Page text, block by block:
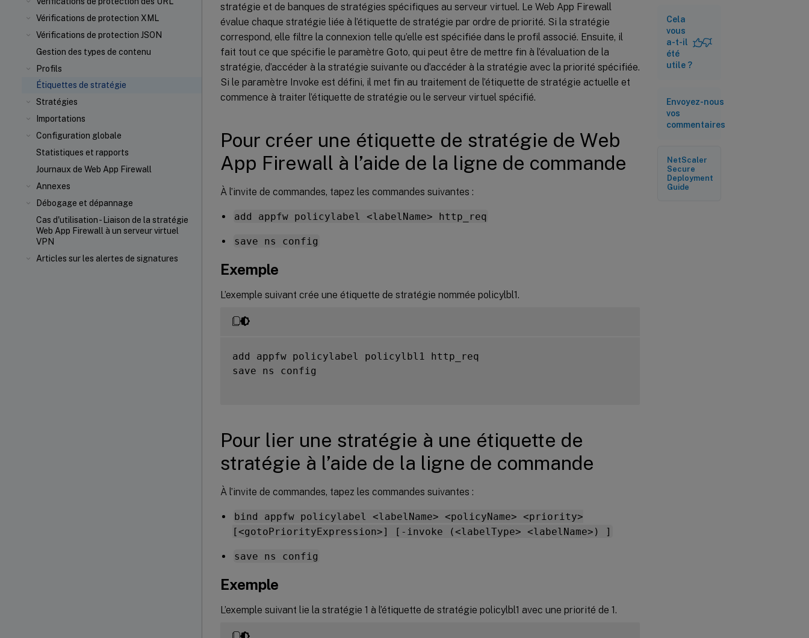
Vérifications de protection XML
Vérifications de protection JSON
Gestion des types de contenu
Profils
Étiquettes de stratégie
Stratégies
Importations
Configuration globale
Statistiques et rapports
Journaux de Web App Firewall
Annexes
Débogage et dépannage
Cas d'utilisation - Liaison de la stratégie
Web App Firewall à un serveur virtuel
VPN
Articles sur les alertes de signatures
stratégie et de banques de stratégies spécifiques au serveur virtuel. Le Web App Firewall
évalue chaque stratégie liée à l’étiquette de stratégie par ordre de priorité. Si la stratégie
correspond, elle filtre la connexion telle qu’elle est spécifiée dans le profil associé. Ensuite, il
fait tout ce que spécifie le paramètre Goto, qui peut être de mettre fin à l’évaluation de la
stratégie, d’accéder à la stratégie suivante ou d’accéder à la stratégie avec la priorité spécifiée.
Si le paramètre Invoke est défini, il met fin au traitement de l’étiquette de stratégie actuelle et
commence à traiter l’étiquette de stratégie ou le serveur virtuel spécifié.
Pour créer une étiquette de stratégie de Web
App Firewall à l’aide de la ligne de commande
À l’invite de commandes, tapez les commandes suivantes :
add appfw policylabel <labelName> http_req
save ns config
Exemple
L’exemple suivant crée une étiquette de stratégie nommée policylbl1.
add appfw policylabel policylbl1 http_req
save ns config
Pour lier une stratégie à une étiquette de
stratégie à l’aide de la ligne de commande
À l’invite de commandes, tapez les commandes suivantes :
bind appfw policylabel <labelName> <policyName> <priority>
[<gotoPriorityExpression>] [-invoke (<labelType> <labelName>) ]
save ns config
Exemple
L’exemple suivant lie la stratégie 1 à l’étiquette de stratégie policylbl1 avec une priorité de 1.
Pour lier
une
stratégie à
une
stratégie à
l’aide de la
commande
Pour
configurer
une
Cela
vous
a-t-il
été
utile ?
Envoyez-nous
vos
commentaires
NetScaler
Secure
Deployment
Guide